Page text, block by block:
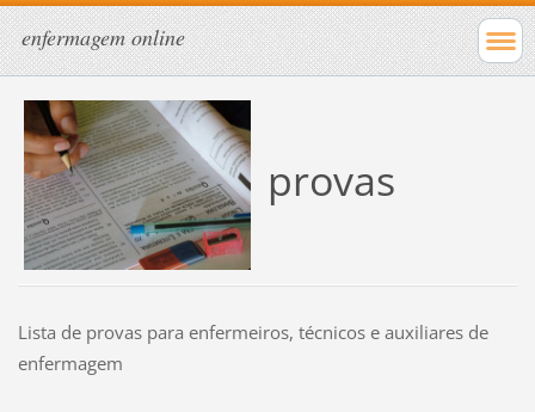
enfermagem online
provas
Lista de provas para enfermeiros, técnicos e auxiliares de
enfermagem